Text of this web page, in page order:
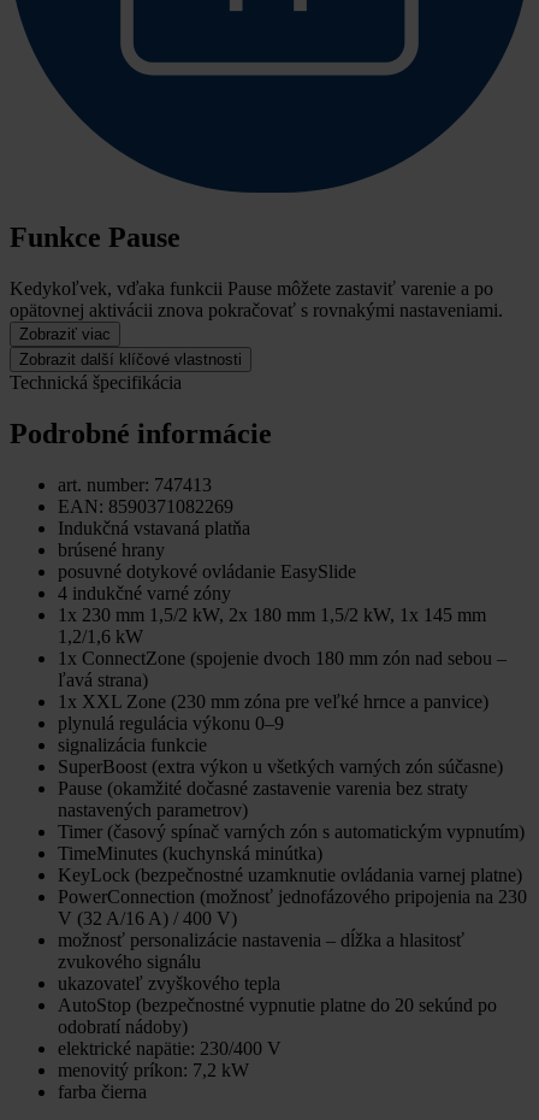
Funkce Pause
Kedykoľvek, vďaka funkcii Pause môžete zastaviť varenie a po
opätovnej aktivácii znova pokračovať s rovnakými nastaveniami.
Zobraziť viac
Zobrazit další klíčové vlastnosti
Technická špecifikácia
Podrobné informácie
art. number: 747413
EAN: 8590371082269
Indukčná vstavaná platňa
brúsené hrany
posuvné dotykové ovládanie EasySlide
4 indukčné varné zóny
1x 230 mm 1,5/2 kW, 2x 180 mm 1,5/2 kW, 1x 145 mm
1,2/1,6 kW
1x ConnectZone (spojenie dvoch 180 mm zón nad sebou –
ľavá strana)
1x XXL Zone (230 mm zóna pre veľké hrnce a panvice)
plynulá regulácia výkonu 0–9
signalizácia funkcie
SuperBoost (extra výkon u všetkých varných zón súčasne)
Pause (okamžité dočasné zastavenie varenia bez straty
nastavených parametrov)
Timer (časový spínač varných zón s automatickým vypnutím)
TimeMinutes (kuchynská minútka)
KeyLock (bezpečnostné uzamknutie ovládania varnej platne)
PowerConnection (možnosť jednofázového pripojenia na 230
V (32 A/16 A) / 400 V)
možnosť personalizácie nastavenia – dĺžka a hlasitosť
zvukového signálu
ukazovateľ zvyškového tepla
AutoStop (bezpečnostné vypnutie platne do 20 sekúnd po
odobratí nádoby)
elektrické napätie: 230/400 V
menovitý príkon: 7,2 kW
farba čierna